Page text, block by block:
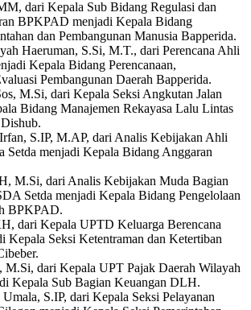
dari Kepala Sub Bidang Regulasi dan
BPKPAD menjadi Kepala Bidang
dan Pembangunan Manusia Bapperida.
Haeruman, S.Si, M.T., dari Perencana Ahli
Kepala Bidang Perencanaan,
Pembangunan Daerah Bapperida.
M.Si, dari Kepala Seksi Angkutan Jalan
Bidang Manajemen Rekayasa Lalu Lintas
S.IP, M.AP, dari Analis Kebijakan Ahli
Setda menjadi Kepala Bidang Anggaran
M.Si, dari Analis Kebijakan Muda Bagian
Setda menjadi Kepala Bidang Pengelolaan
BPKPAD.
dari Kepala UPTD Keluarga Berencana
Seksi Ketentraman dan Ketertiban
M.Si, dari Kepala UPT Pajak Daerah Wilayah
Kepala Sub Bagian Keuangan DLH.
S.IP, dari Kepala Seksi Pelayanan